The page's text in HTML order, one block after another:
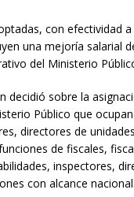
con efectividad
una mejoría salarial
del Ministerio
decidió sobre la
Público que
directores de
de fiscales,
inspectores,
con alcance nacional.